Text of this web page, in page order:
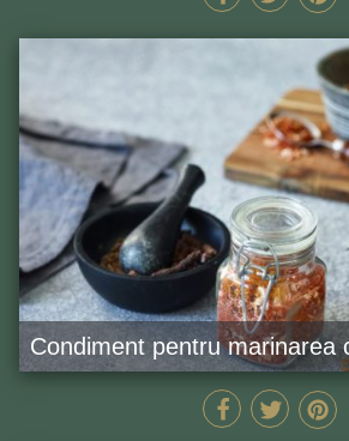
Condiment pentru marinarea
MIN GĂTEȘTE